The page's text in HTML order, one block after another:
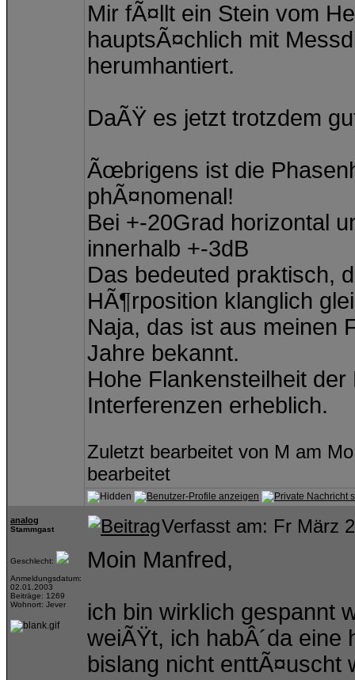
Mir fÃ¤llt ein Stein vom
hauptsÃ¤chlich mit
herumhantiert.
DaÃŸ es jetzt trotzdem
Ãœbrigens ist die
phÃ¤nomenal!
Bei +-20Grad horizontal
innerhalb +-3dB
Das bedeuted praktisch,
HÃ¶rposition klanglich
Naja, das ist aus meinen
Jahre bekannt.
Hohe Flankensteilheit
Interferenzen erheblich.
Zuletzt bearbeitet von M am
bearbeitet
analog
Stammgast
Geschlecht:
Anmeldungsdatum:
02.01.2003
Beiträge: 1269
Wohnort: Jever
Verfasst am: Fr März
Moin Manfred,
ich bin wirklich gespannt
weiÃŸt, ich habÂ´da
bislang nicht enttÃ¤uscht